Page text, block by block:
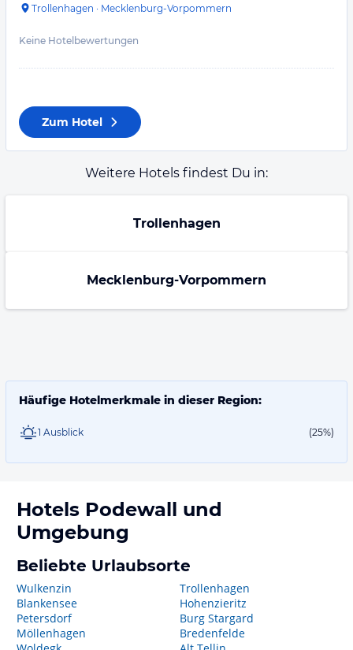
Trollenhagen · Mecklenburg-Vorpommern
Keine Hotelbewertungen
Zum Hotel
Weitere Hotels findest Du in:
Trollenhagen
Mecklenburg-Vorpommern
Häufige Hotelmerkmale in dieser Region:
1 Ausblick (25%)
Hotels Podewall und
Umgebung
Beliebte Urlaubsorte
Wulkenzin
Blankensee
Petersdorf
Möllenhagen
Trollenhagen
Hohenzieritz
Burg Stargard
Bredenfelde